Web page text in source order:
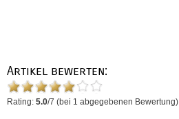
Artikel bewerten:
Rating: 5.0/7 (bei 1 abgegebenen Bewertung)